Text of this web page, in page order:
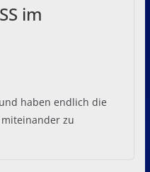
im
haben endlich die
zu